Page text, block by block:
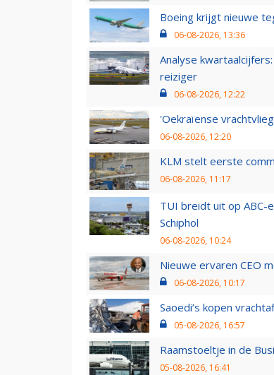
Boeing krijgt nieuwe
06-08-2026, 13:36
Analyse
reiziger
06-08-2026, 12:22
'Oekraïense
06-08-2026, 12:20
KLM stelt eerste
06-08-2026, 11:17
TUI breidt uit op ABC-
Schiphol
06-08-2026, 10:24
Nieuwe ervaren CEO
06-08-2026, 10:17
Saoedi’s kopen
05-08-2026, 16:57
Raamstoeltje in de
05-08-2026, 16:41